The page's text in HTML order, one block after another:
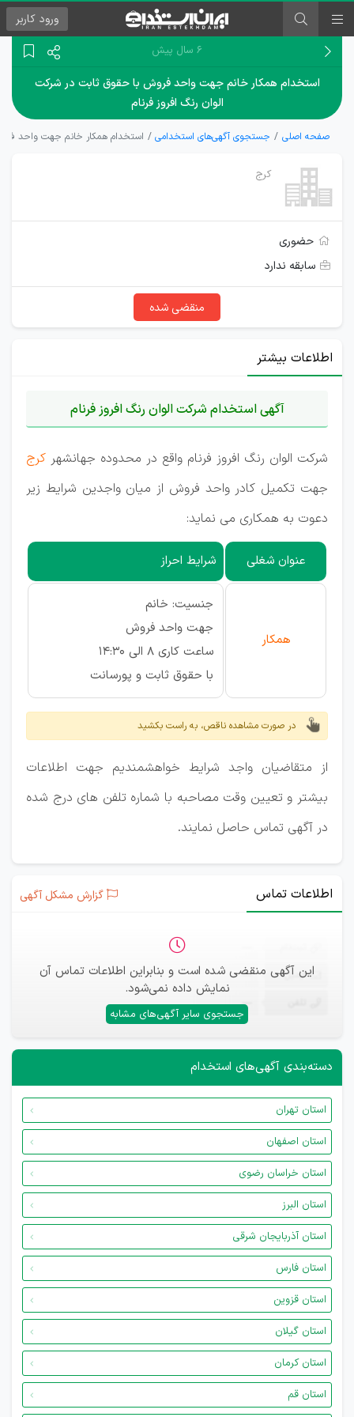
ورود کاربر
۶ سال پیش
استخدام همکار خانم جهت واحد فروش با حقوق ثابت در شرکت
الوان رنگ افروز فرنام
صفحه اصلی جستجوی آگهی‌های استخدامی استخدام همکار خانم جهت واحد
کرج
حضوری
سابقه ندارد
منقضی شده
اطلاعات بیشتر
آگهی استخدام شرکت الوان رنگ افروز فرنام
شرکت الوان رنگ افروز فرنام واقع در محدوده جهانشهر کرج
جهت تکمیل کادر واحد فروش از میان واجدین شرایط زیر
دعوت به همکاری می نماید:
عنوان شغلی شرایط احراز
همکار
جنسیت: خانم
جهت واحد فروش
ساعت کاری 8 الی 14:30
با حقوق ثابت و پورسانت
در صورت مشاهده ناقص، به راست بکشید
از متقاضیان واجد شرایط خواهشمندیم جهت اطلاعات
بیشتر و تعیین وقت مصاحبه با شماره تلفن های درج شده
در آگهی تماس حاصل نمایند.
اطلاعات تماس گزارش مشکل آگهی
این آگهی منقضی شده است و بنابراین اطلاعات تماس آن
نمایش داده نمی‌شود.
جستجوی سایر آگهی‌های مشابه
ایمیل —
—
دسته‌بندی آگهی‌های استخدام
استان تهران
استان اصفهان
استان خراسان رضوی
استان البرز
استان آذربایجان شرقی
استان فارس
استان قزوین
استان گیلان
استان کرمان
استان قم